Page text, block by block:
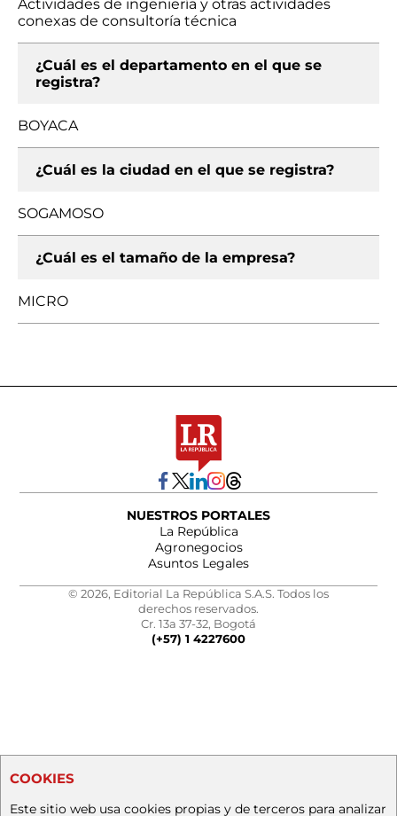
Actividades de ingeniería y otras actividades
conexas de consultoría técnica
¿Cuál es el departamento en el que se
registra?
BOYACA
¿Cuál es la ciudad en el que se registra?
SOGAMOSO
¿Cuál es el tamaño de la empresa?
MICRO
NUESTROS PORTALES
La República
Agronegocios
Asuntos Legales
© 2026, Editorial La República S.A.S. Todos los
derechos reservados.
Cr. 13a 37-32, Bogotá
(+57) 1 4227600
COOKIES
Este sitio web usa cookies propias y de terceros para analizar